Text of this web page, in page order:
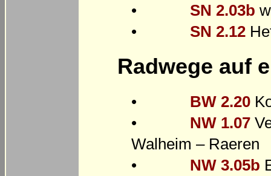
•
SN 2.03b
•
SN 2.12
Radwege auf
• BW 2.20
•
NW 1.07
Walheim – Raeren
•
NW 3.05b